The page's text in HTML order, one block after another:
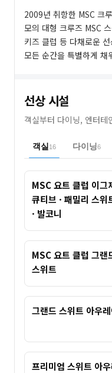
2009년 취항한 MSC 크
모의 대형 크루즈 MSC
키즈 클럽 등 다채로운
모든 순간을 특별하게 채
선상 시설
객실부터 다이닝, 엔터테
객실 16 다이닝6
MSC 요트 클럽 이그
큐티브 · 패밀리 스위
· 발코니
MSC 요트 클럽 그랜
스위트
그랜드 스위트 아우
프리미엄 스위트 아